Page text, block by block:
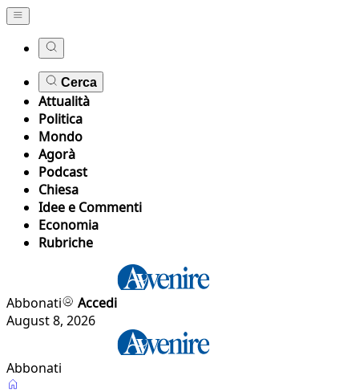
Cerca
Attualità
Politica
Mondo
Agorà
Podcast
Chiesa
Idee e Commenti
Economia
Rubriche
Abbonati
Accedi
August 8, 2026
Abbonati